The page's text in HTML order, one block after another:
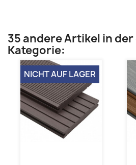
35 andere Artikel in
Kategorie:
NICHT AUF LAGER